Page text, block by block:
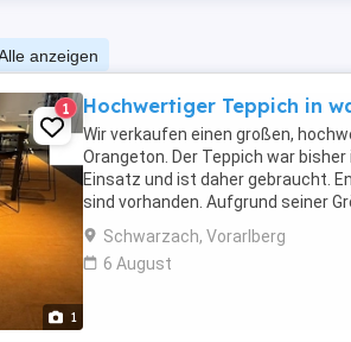
anzeigen
1
1 Hochwertiger Teppich in
Wir verkaufen einen großen,
Orangeton. Der Teppich war
Einsatz und ist daher gebraucht.
sind vorhanden. Aufgrund seiner
für Vereinsräume, Proberäume,
Schwarzach, Vorarlberg
6 August